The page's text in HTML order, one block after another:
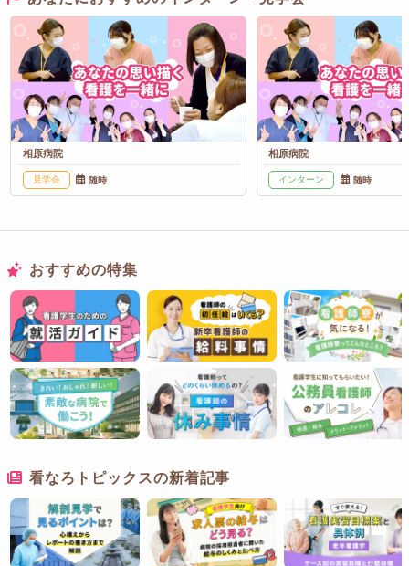
相原病院
見学会 随時
相原病院
インターン 随時
おすすめの特集
看なろトピックスの新着記事